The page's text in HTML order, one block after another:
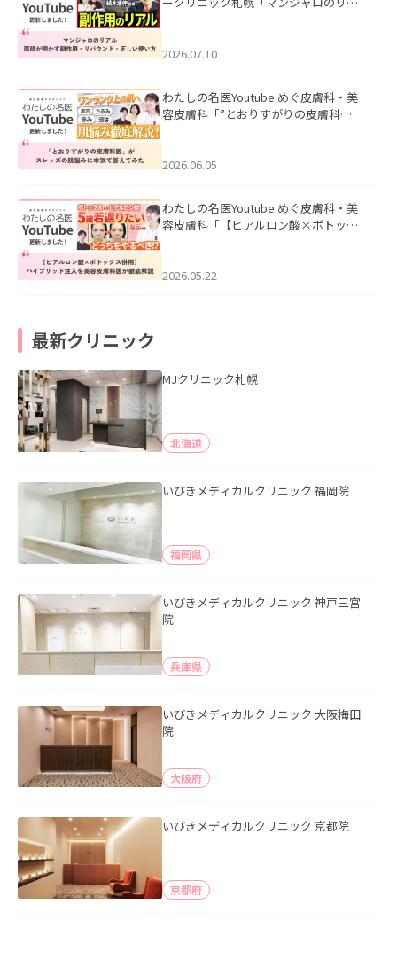
た。
2026.07.10
わたしの名医Youtube めぐ皮膚科・美
容皮膚科「”とおりすがりの皮膚科
2026.06.05
わたしの名医Youtube めぐ皮膚科・美
容皮膚科「【ヒアルロン酸×ボトック
た。
2026.05.22
最新クリニック
MJクリニック札幌
北海道
いびきメディカルクリニック 福岡院
福岡県
いびきメディカルクリニック 神戸三宮
院
兵庫県
いびきメディカルクリニック 大阪梅田
院
大阪府
いびきメディカルクリニック 京都院
京都府